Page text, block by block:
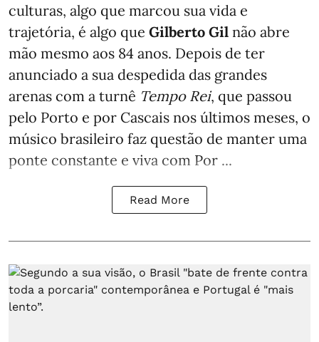
culturas, algo que marcou sua vida e
trajetória, é algo que Gilberto Gil não abre
mão mesmo aos 84 anos. Depois de ter
anunciado a sua despedida das grandes
arenas com a turnê Tempo Rei, que passou
pelo Porto e por Cascais nos últimos meses, o
músico brasileiro faz questão de manter uma
ponte constante e viva com Por ...
Read More